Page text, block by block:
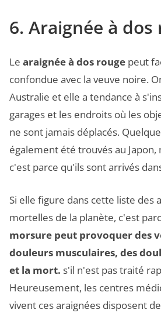
6. Araignée à dos
Le araignée à dos rouge peut
confondue avec la veuve noire.
Australie et elle a tendance à
garages et les endroits où les
ne sont jamais déplacés.
également été trouvés au Japon,
c'est parce qu'ils sont arrivés
Si elle figure dans cette liste des
mortelles de la planète, c'est
morsure peut provoquer des
douleurs musculaires, des
et la mort. s'il n'est pas traité
Heureusement, les centres
vivent ces araignées disposent